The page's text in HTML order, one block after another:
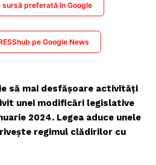
preferată în Google
pe Google News
să mai desfăşoare activităţi
unei modificări legislative
2024. Legea aduce unele
regimul clădirilor cu